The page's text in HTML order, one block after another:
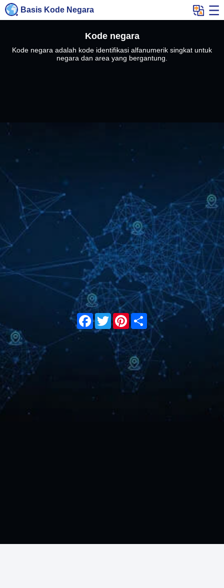
Basis Kode Negara
Kode negara
Kode negara adalah kode identifikasi alfanumerik singkat untuk
negara dan area yang bergantung.
Facebook
TwitterPinterest
Share